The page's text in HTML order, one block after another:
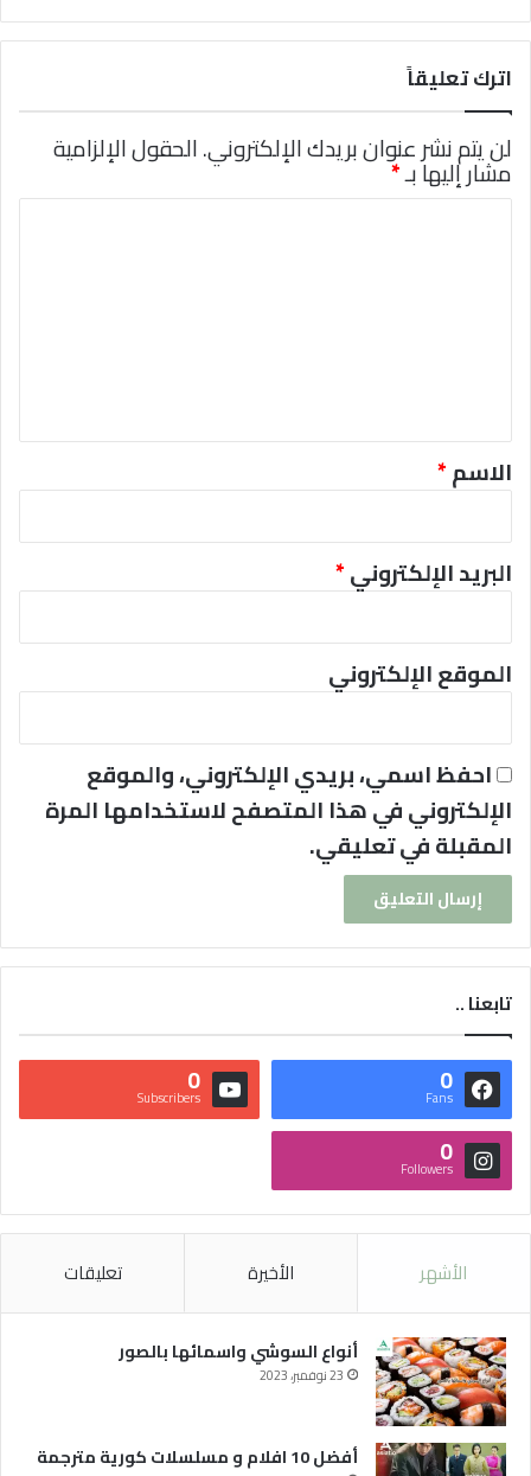
اترك تعليقاً
لن يتم نشر عنوان بريدك الإلكتروني.الحقول الإلزامية
مشار إليها بـ*
*
الاسم*
البريد الإلكتروني*
الموقع الإلكتروني
احفظ اسمي، بريدي الإلكتروني، والموقع
الإلكتروني في هذا المتصفح لاستخدامها المرة
المقبلة في تعليقي.
تابعنا ..
0
Fans
0
Subscribers
0
Followers
الأشهر الأخيرة تعليقات
أنواع السوشي واسمائها بالصور
23 نوفمبر، 2023
أفضل 10 افلام و مسلسلات كورية مترجمة